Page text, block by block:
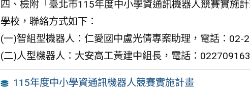
四、檢附「臺北市115年度中小學資通訊機器人競賽實施
學校，聯絡方式如下：
(一)智組型機器人：仁愛國中盧光倩專案助理，電話：02-
(二)人型機器人：大安高工黃建中組長，電話：
115年度中小學資通訊機器人競賽實施計畫